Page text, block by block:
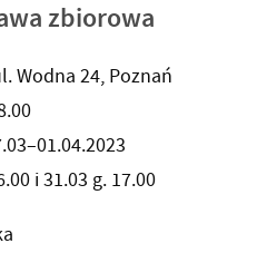
zbiorowa
Wodna 24, Poznań
i 31.03 g. 17.00